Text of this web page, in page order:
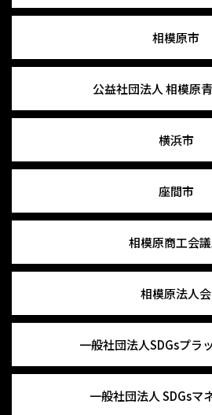
相模原市
公益社団法人 相模原
横浜市
座間市
相模原商工会
相模原法人会
一般社団法人SDGsプラ
一般社団法人 SDGsマ